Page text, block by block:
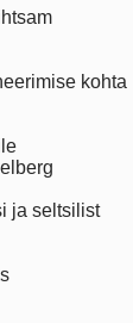
kohta
ja seltsilist